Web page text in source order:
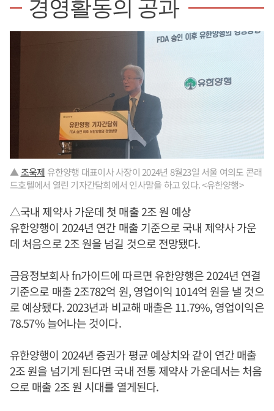
경영활동의 공과
▲조욱제 유한양행 대표이사 사장이 2024년 8월23일 서울 여의도 콘래
드호텔에서 열린 기자간담회에서 인사말을 하고 있다. <유한양행>
△국내 제약사 가운데 첫 매출 2조 원 예상
유한양행이 2024년 연간 매출 기준으로 국내 제약사 가운
데 처음으로 2조 원을 넘길 것으로 전망됐다.
금융정보회사 fn가이드에 따르면 유한양행은 2024년 연결
기준으로 매출 2조782억 원, 영업이익 1014억 원을 낼 것으
로 예상됐다. 2023년과 비교해 매출은 11.79%, 영업이익은
78.57% 늘어나는 것이다.
유한양행이 2024년 증권가 평균 예상치와 같이 연간 매출
2조 원을 넘기게 된다면 국내 전통 제약사 가운데서는 처음
으로 매출 2조 원 시대를 열게된다.